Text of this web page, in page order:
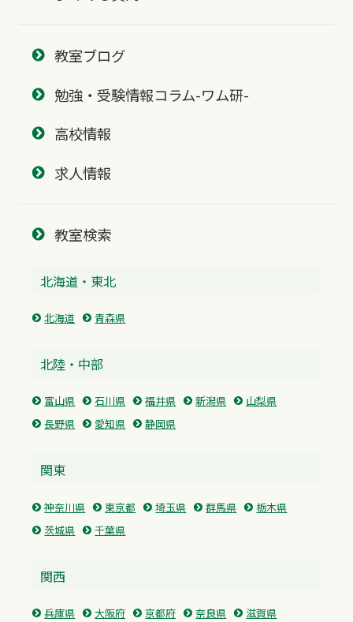
教室ブログ
勉強・受験情報コラム-ワム研-
高校情報
求人情報
教室検索
北海道・東北
北海道 青森県
北陸・中部
富山県 石川県 福井県 新潟県
山梨県
長野県
愛知県 静岡県
関東
神奈川県 東京都 埼玉県 群馬県
栃木県
茨城県
千葉県
関西
兵庫県 大阪府 京都府 奈良県
滋賀県